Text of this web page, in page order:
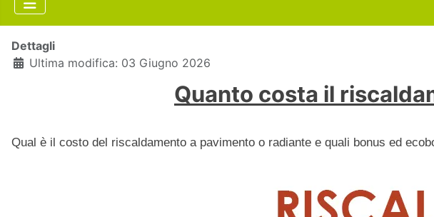
Dettagli
Ultima modifica: 03 Giugno 2026
Quanto costa il
Qual è il costo del riscaldamento a pavimento o radiante e quali bonus ed